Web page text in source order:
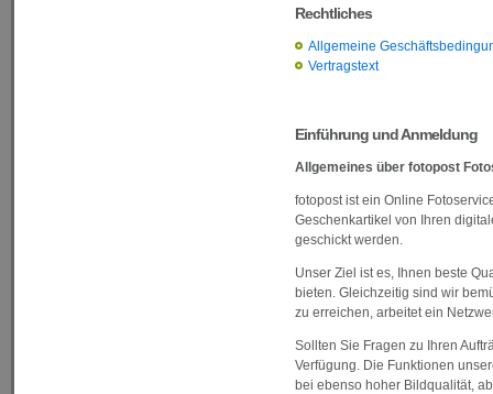
Rechtliches
Allgemeine
Vertragstext
Einführung und Anmeldung
Allgemeines über fotopost
fotopost ist ein Online
Geschenkartikel von Ihren
geschickt werden.
Unser Ziel ist es, Ihnen beste
bieten. Gleichzeitig sind wir
zu erreichen, arbeitet ein
Sollten Sie Fragen zu Ihren
Verfügung. Die Funktionen
bei ebenso hoher Bildqualität,